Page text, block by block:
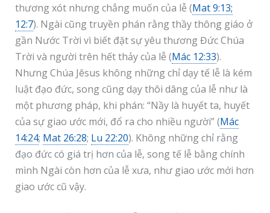
thương xót nhưng chẳng muốn của lễ (Mat 9:13;
12:7). Ngài cũng truyền phán rằng thầy thông giáo ở
gần Nước Trời vì biết đặt sự yêu thương Đức Chúa
Trời và người trên hết thảy của lễ (Mác 12:33).
Nhưng Chúa Jêsus không những chỉ dạy tế lễ là kém
luật đạo đức, song cũng dạy thôi dâng của lễ như là
một phương pháp, khi phán: “Nầy là huyết ta, huyết
của sự giao ước mới, đổ ra cho nhiều người” (Mác
14:24; Mat 26:28; Lu 22:20). Không những chỉ rằng
đạo đức có giá trị hơn của lễ, song tế lễ bằng chính
mình Ngài còn hơn của lễ xưa, như giao ước mới hơn
giao ước cũ vậy.